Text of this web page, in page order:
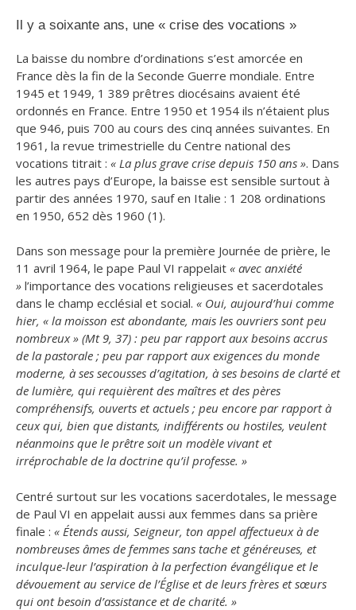
Il y a soixante ans, une « crise des vocations »
La baisse du nombre d’ordinations s’est amorcée en
France dès la fin de la Seconde Guerre mondiale. Entre
1945 et 1949, 1 389 prêtres diocésains avaient été
ordonnés en France. Entre 1950 et 1954 ils n’étaient plus
que 946, puis 700 au cours des cinq années suivantes. En
1961, la revue trimestrielle du Centre national des
vocations titrait : « La plus grave crise depuis 150 ans ». Dans
les autres pays d’Europe, la baisse est sensible surtout à
partir des années 1970, sauf en Italie : 1 208 ordinations
en 1950, 652 dès 1960 (1).
Dans son message pour la première Journée de prière, le
11 avril 1964, le pape Paul VI rappelait « avec anxiété
» l’importance des vocations religieuses et sacerdotales
dans le champ ecclésial et social. « Oui, aujourd’hui comme
hier, « la moisson est abondante, mais les ouvriers sont peu
nombreux » (Mt 9, 37) : peu par rapport aux besoins accrus
de la pastorale ; peu par rapport aux exigences du monde
moderne, à ses secousses d’agitation, à ses besoins de clarté et
de lumière, qui requièrent des maîtres et des pères
compréhensifs, ouverts et actuels ; peu encore par rapport à
ceux qui, bien que distants, indifférents ou hostiles, veulent
néanmoins que le prêtre soit un modèle vivant et
irréprochable de la doctrine qu’il professe. »
Centré surtout sur les vocations sacerdotales, le message
de Paul VI en appelait aussi aux femmes dans sa prière
finale : « Étends aussi, Seigneur, ton appel affectueux à de
nombreuses âmes de femmes sans tache et généreuses, et
inculque-leur l’aspiration à la perfection évangélique et le
dévouement au service de l’Église et de leurs frères et sœurs
qui ont besoin d’assistance et de charité. »